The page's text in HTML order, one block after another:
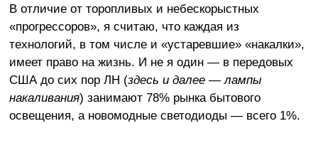
В отличие от торопливых и небескорыстных
«прогрессоров», я считаю, что каждая из
технологий, в том числе и «устаревшие» «накалки»,
имеет право на жизнь. И не я один — в передовых
США до сих пор ЛН (здесь и далее — лампы
накаливания) занимают 78% рынка бытового
освещения, а новомодные светодиоды — всего 1%.